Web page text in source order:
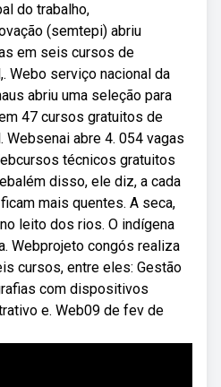
do trabalho,
(semtepi) abriu
em seis cursos de
Webo serviço nacional da
abriu uma seleção para
47 cursos gratuitos de
abre 4. 054 vagas
técnicos gratuitos
disso, ele diz, a cada
mais quentes. A seca,
leito dos rios. O indígena
Webprojeto congós realiza
cursos, entre eles: Gestão
com dispositivos
e. Web09 de fev de